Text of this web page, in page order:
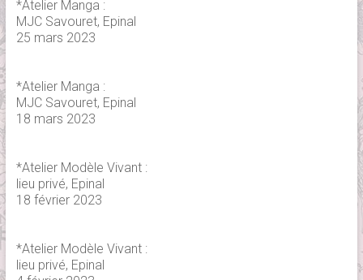
*Atelier Manga :
MJC Savouret, Epinal
25 mars 2023
*Atelier Manga :
MJC Savouret, Epinal
18 mars 2023
*Atelier Modèle Vivant :
lieu privé, Epinal
18 février 2023
*Atelier Modèle Vivant :
lieu privé, Epinal